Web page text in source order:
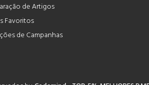
de Artigos
Favoritos
de Campanhas